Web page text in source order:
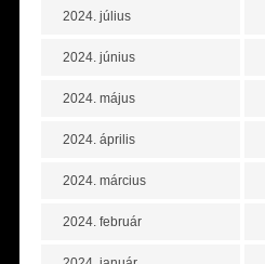
2024. július
2024. június
2024. május
2024. április
2024. március
2024. február